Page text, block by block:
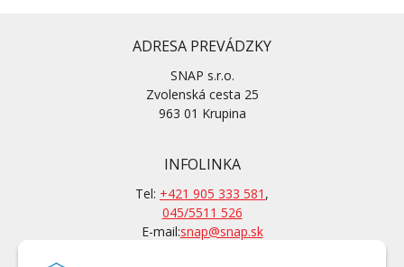
ADRESA PREVÁDZKY
SNAP s.r.o.
Zvolenská cesta 25
963 01 Krupina
INFOLINKA
Tel: +421 905 333 581 ,
045/5511 526
E-mail:snap@snap.sk